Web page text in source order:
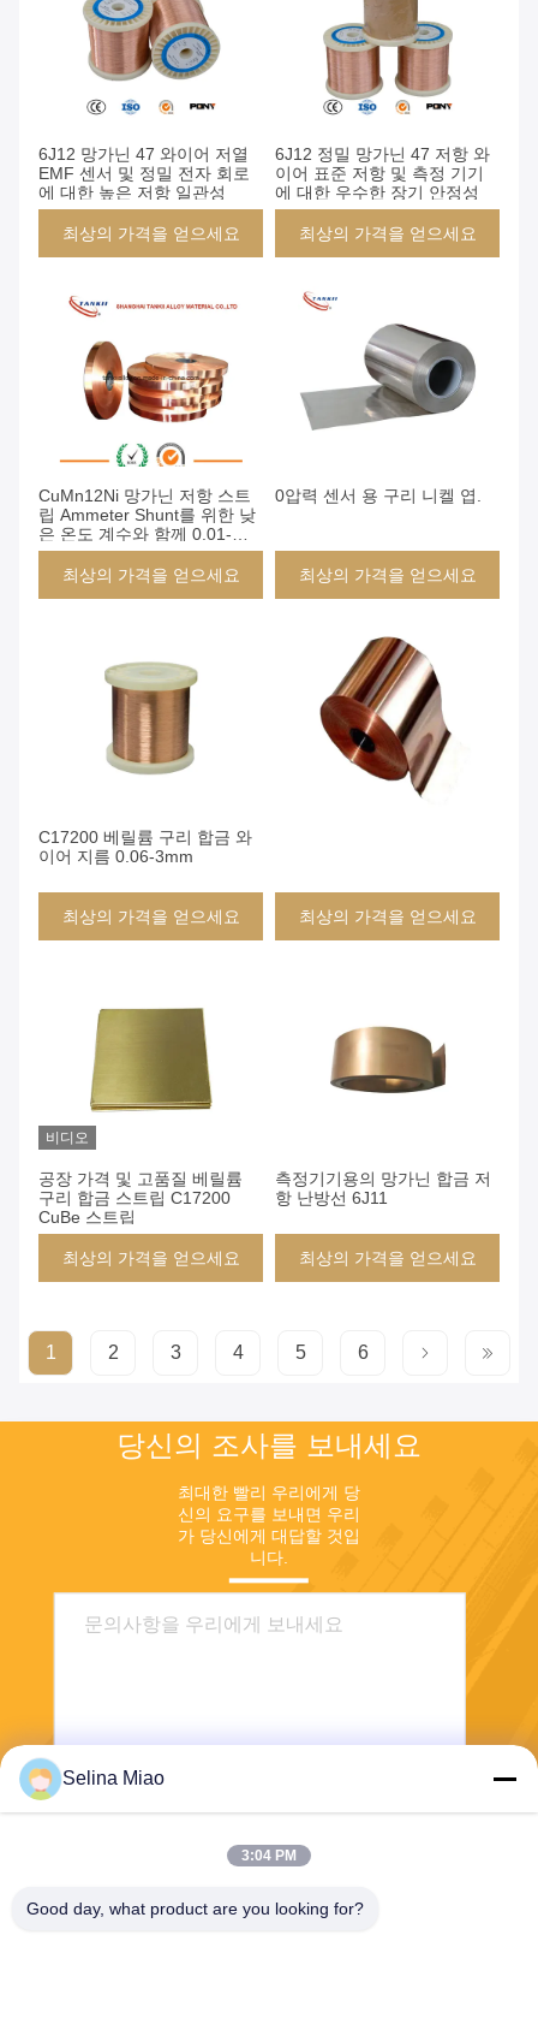
6J12 망가닌 47 와이어 저열
EMF 센서 및 정밀 전자 회로
에 대한 높은 저항 일관성
최상의 가격을 얻으세요
6J12 정밀 망가닌 47 저항 와
이어 표준 저항 및 측정 기기
에 대한 우수한 장기 안정성
최상의 가격을 얻으세요
CuMn12Ni 망가닌 저항 스트
립 Ammeter Shunt를 위한 낮
은 온도 계수와 함께 0.01-
7mm 두께 합금 엽
최상의 가격을 얻으세요
0압력 센서 용 구리 니켈 엽.
최상의 가격을 얻으세요
C17200 베릴륨 구리 합금 와
이어 지름 0.06-3mm
최상의 가격을 얻으세요 최상의 가격을 얻으세요
비디오
공장 가격 및 고품질 베릴륨
구리 합금 스트립 C17200
CuBe 스트립
최상의 가격을 얻으세요
측정기기용의 망가닌 합금 저
항 난방선 6J11
최상의 가격을 얻으세요
1 2 3 4 5 6
당신의 조사를 보내세요
최대한 빨리 우리에게 당
신의 요구를 보내면 우리
가 당신에게 대답할 것입
니다.
Selina Miao
3:04 PM
Good day, what product are you looking for?